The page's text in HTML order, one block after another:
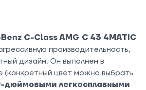
C-Class AMG C 43 4MATIC
производительность,
дизайн. Он выполнен в
(конкретный цвет можно выбрать
дюймовыми легкосплавными